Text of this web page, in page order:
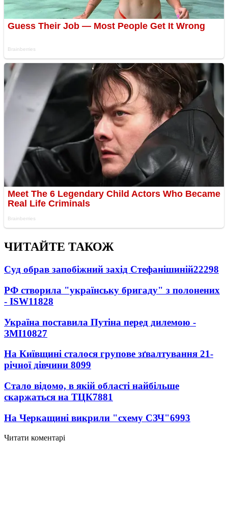
ЧИТАЙТЕ ТАКОЖ
Суд обрав запобіжний захід Стефанішиній22298
РФ створила "українську бригаду" з полонених
- ISW11828
Україна поставила Путіна перед дилемою -
ЗМІ10827
На Київщині сталося групове зґвалтування 21-
річної дівчини 8099
Стало відомо, в якій області найбільше
скаржаться на ТЦК7881
На Черкащині викрили "схему СЗЧ"6993
Читати коментарі